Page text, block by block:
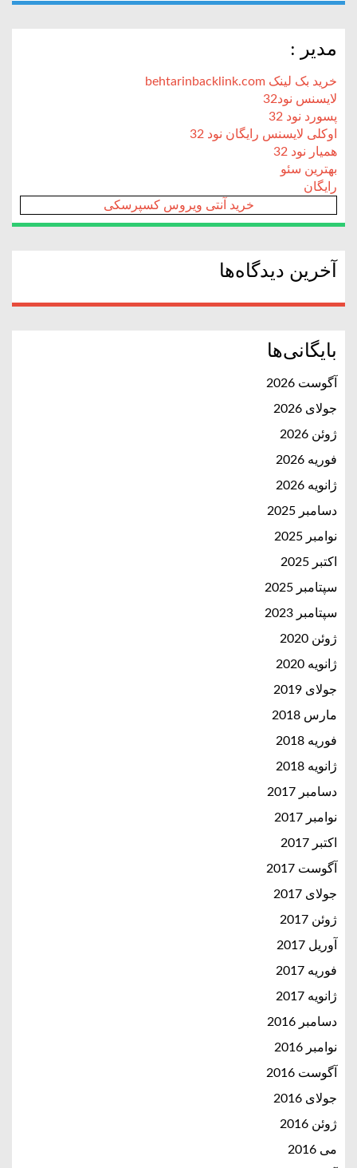
مدیر :
خرید بک لینک behtarinbacklink.com
لایسنس نود32
پسورد نود 32
اوکلی لایسنس رایگان نود 32
همیار نود 32
بهترین سئو
رایگان
خرید آنتی ویروس کسپرسکی
آخرین دیدگاه‌ها
بایگانی‌ها
آگوست 2026
جولای 2026
ژوئن 2026
فوریه 2026
ژانویه 2026
دسامبر 2025
نوامبر 2025
اکتبر 2025
سپتامبر 2025
سپتامبر 2023
ژوئن 2020
ژانویه 2020
جولای 2019
مارس 2018
فوریه 2018
ژانویه 2018
دسامبر 2017
نوامبر 2017
اکتبر 2017
آگوست 2017
جولای 2017
ژوئن 2017
آوریل 2017
فوریه 2017
ژانویه 2017
دسامبر 2016
نوامبر 2016
آگوست 2016
جولای 2016
ژوئن 2016
می 2016